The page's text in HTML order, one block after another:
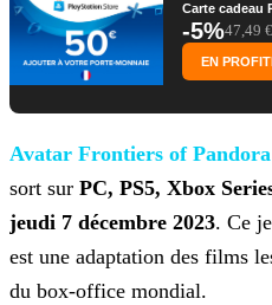
Carte cadeau
-5%47,49 €
EN
Avatar Frontiers of Pandora
sort sur PC, PS5, Xbox
jeudi 7 décembre 2023. Ce
est une adaptation des films
du box-office mondial.